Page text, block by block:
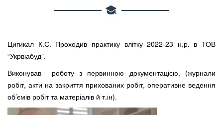
Цигикал К.С. Проходив практику влітку 2022-23 н.р. в ТОВ
“Укрвіабуд”.
Виконував роботу з первинною документацією, (журнали
робіт, акти на закриття прихованих робіт, оперативне ведення
об’ємів робіт та матеріалів й т.ін).